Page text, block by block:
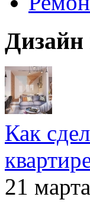
Дизайн
Как
21